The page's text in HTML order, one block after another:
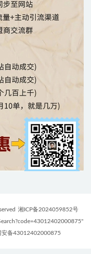
湘ICP备2024059852号
安备43012402000875